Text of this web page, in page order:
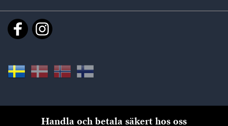
Handla och betala säkert hos oss